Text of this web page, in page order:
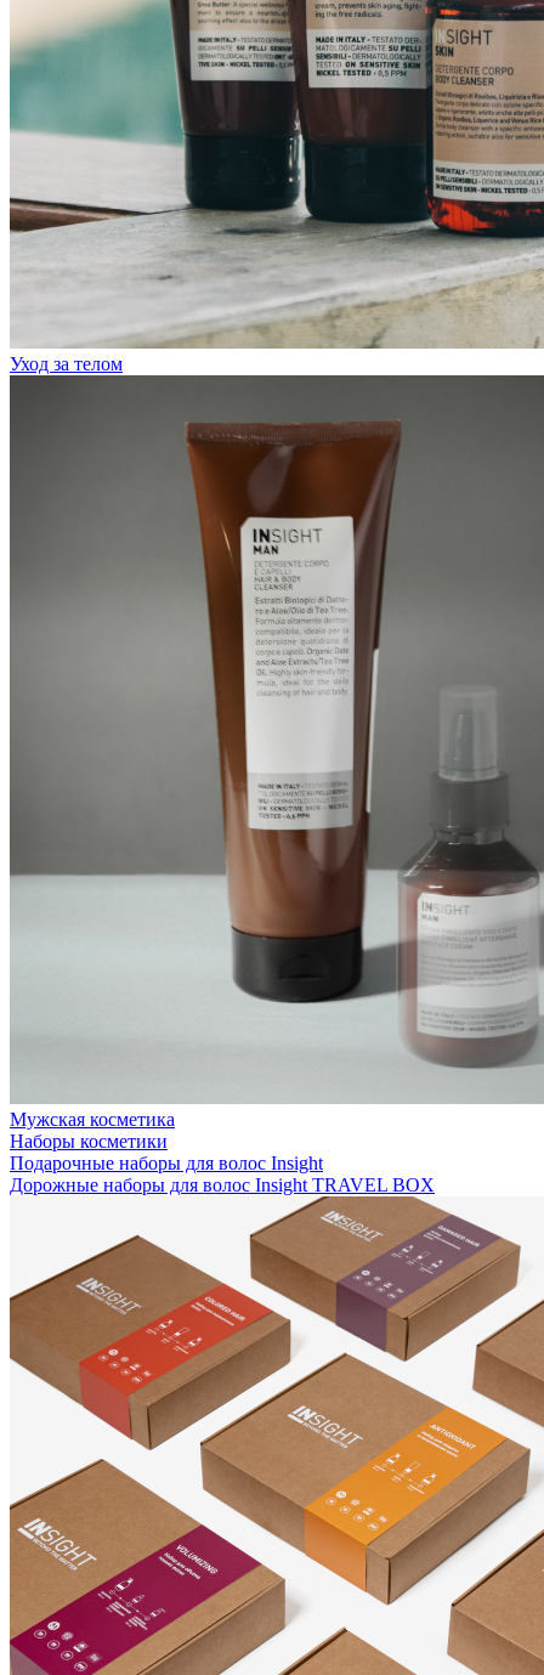
Уход за телом
Мужская косметика
Наборы косметики
Подарочные наборы для волос Insight
Дорожные наборы для волос Insight TRAVEL BOX